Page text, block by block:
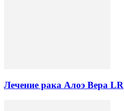
Лечение рака Алоэ Вера LR